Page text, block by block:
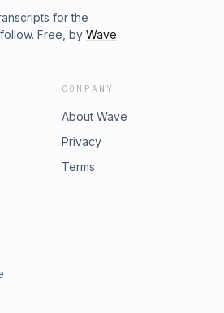
for the
Free, by Wave.
COMPANY
About Wave
Privacy
Terms